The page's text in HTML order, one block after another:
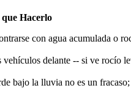
Hacerlo
con agua acumulada o
delante -- si ve rocío
bajo la lluvia no es un